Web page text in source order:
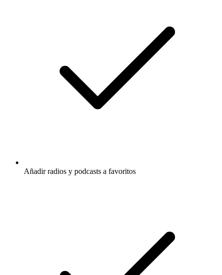
Añadir radios y podcasts a favoritos